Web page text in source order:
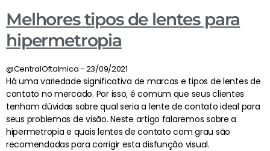
Melhores tipos de lentes para
hipermetropia
@CentralOftalmica 23/09/2021
Há uma variedade significativa de marcas e tipos de lentes de
contato no mercado. Por isso, é comum que seus clientes
tenham dúvidas sobre qual seria a lente de contato ideal para
seus problemas de visão. Neste artigo falaremos sobre a
hipermetropia e quais lentes de contato com grau são
recomendadas para corrigir esta disfunção visual.